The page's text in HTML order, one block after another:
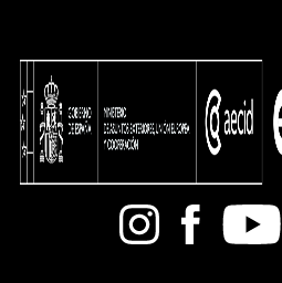
BandcampInstagramFacebook
Youtube